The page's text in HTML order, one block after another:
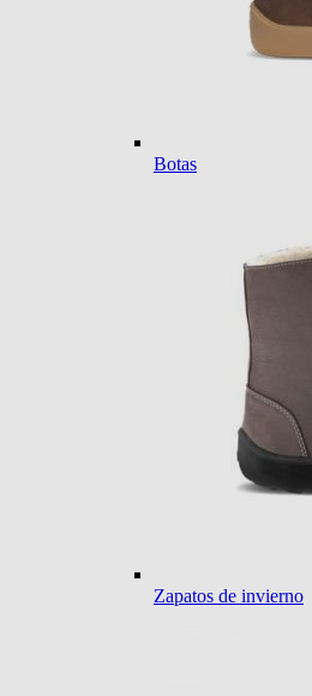
Botas
Zapatos de invierno